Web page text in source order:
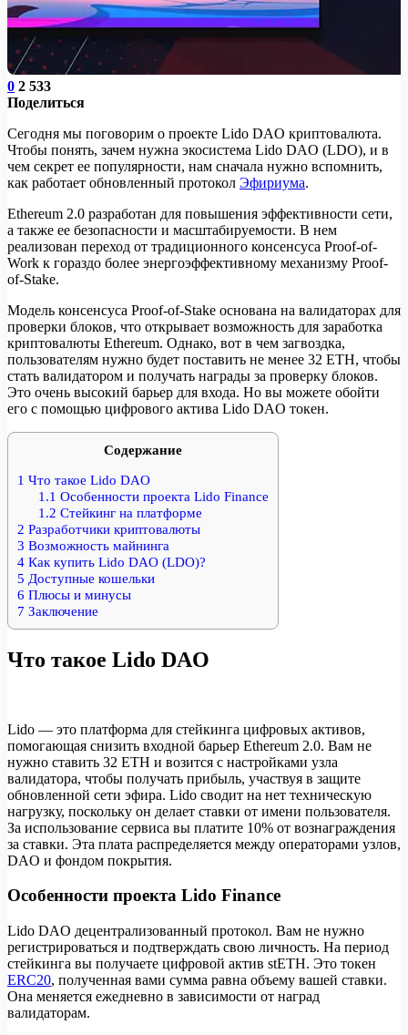
0 2 533
Поделиться
Сегодня мы поговорим о проекте Lido DAO криптовалюта.
Чтобы понять, зачем нужна экосистема Lido DAO (LDO), и в
чем секрет ее популярности, нам сначала нужно вспомнить,
как работает обновленный протокол Эфириума.
Ethereum 2.0 разработан для повышения эффективности сети,
а также ее безопасности и масштабируемости. В нем
реализован переход от традиционного консенсуса Proof-of-
Work к гораздо более энергоэффективному механизму Proof-
of-Stake.
Модель консенсуса Proof-of-Stake основана на валидаторах для
проверки блоков, что открывает возможность для заработка
криптовалюты Ethereum. Однако, вот в чем загвоздка,
пользователям нужно будет поставить не менее 32 ETH, чтобы
стать валидатором и получать награды за проверку блоков.
Это очень высокий барьер для входа. Но вы можете обойти
его с помощью цифрового актива Lido DAO токен.
Содержание
1 Что такое Lido DAO
1.1 Особенности проекта Lido Finance
1.2 Стейкинг на платформе
2 Разработчики криптовалюты
3 Возможность майнинга
4 Как купить Lido DAO (LDO)?
5 Доступные кошельки
6 Плюсы и минусы
7 Заключение
Что такое Lido DAO
Lido — это платформа для стейкинга цифровых активов,
помогающая снизить входной барьер Ethereum 2.0. Вам не
нужно ставить 32 ETH и возится с настройками узла
валидатора, чтобы получать прибыль, участвуя в защите
обновленной сети эфира. Lido сводит на нет техническую
нагрузку, поскольку он делает ставки от имени пользователя.
За использование сервиса вы платите 10% от вознаграждения
за ставки. Эта плата распределяется между операторами узлов,
DAO и фондом покрытия.
Особенности проекта Lido Finance
Lido DAO децентрализованный протокол. Вам не нужно
регистрироваться и подтверждать свою личность. На период
стейкинга вы получаете цифровой актив stETH. Это токен
ERC20, полученная вами сумма равна объему вашей ставки.
Она меняется ежедневно в зависимости от наград
валидаторам.